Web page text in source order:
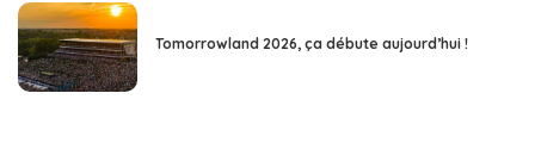
Tomorrowland 2026, ça débute aujourd’hui !